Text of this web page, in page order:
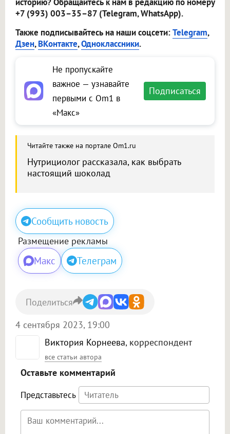
историю? Обращайтесь к нам в редакцию по номеру
+7 (993) 003–35–87 (Telegram, WhatsApp).
Также подписывайтесь на наши соцсети:Telegram,
Дзен,ВКонтакте,Одноклассники.
Не пропускайте
важное — узнавайте
первыми с Om1 в
«Макс»
Подписаться
Читайте также на портале Om1.ru
Нутрициолог рассказала, как выбрать
настоящий шоколад
Сообщить новость
Размещение рекламы
Макс Телеграм
Виктория Корнеева, корреспондент
все статьи автора
4 сентября 2023, 19:00
Поделиться
Оставьте комментарий
Представьтесь